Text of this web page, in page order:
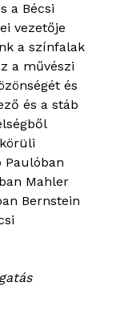
a Bécsi
vezetője
a színfalak
a művészi
és
és a stáb
Paulóban
Mahler
Bernstein